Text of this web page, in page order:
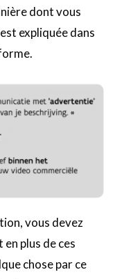
dont vous
expliquée dans
vous devez
plus de ces
chose par ce